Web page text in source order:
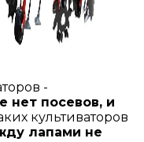
-
нет посевов, и
культиваторов
лапами не